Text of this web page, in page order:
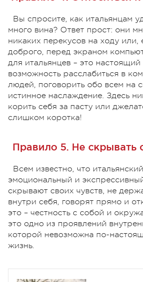
Вы спросите, как итальянцам
много вина? Ответ прост: они
никаких перекусов на ходу или,
доброго, перед экраном
для итальянцев – это настоящий
возможность расслабиться в
людей, поговорить обо всем на
истинное наслаждение. Здесь
корить себя за пасту или
слишком коротка!
Правило 5. Не скрывать
Всем известно, что
эмоциональный и
скрывают своих чувств, не
внутри себя, говорят прямо и
это – честность с собой и
это одно из проявлений
которой невозможна по-
жизнь.